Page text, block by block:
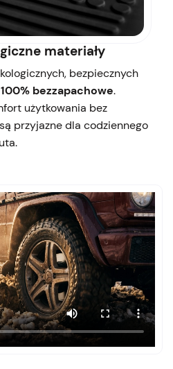
materiały
bezpiecznych
100% bezzapachowe.
użytkowania bez
przyjazne dla codziennego